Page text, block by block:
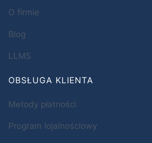
O firmie
Blog
LLMS
OBSŁUGA KLIENTA
Metody płatności
Program lojalnościowy